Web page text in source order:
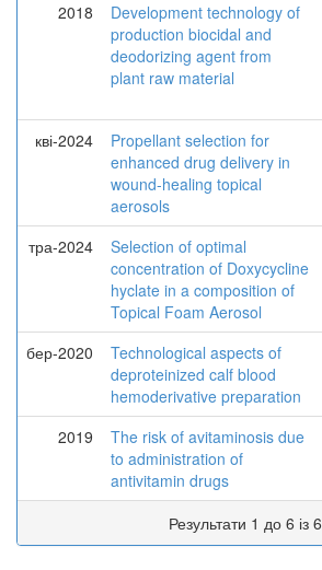
2018
Development technology of
production biocidal and
deodorizing agent from
plant raw material
кві-2024
Propellant selection for
enhanced drug delivery in
wound-healing topical
aerosols
тра-2024
Selection of optimal
concentration of Doxycycline
hyclate in a composition of
Topical Foam Aerosol
бер-2020
Technological aspects of
deproteinized calf blood
hemoderivative preparation
2019
The risk of avitaminosis due
to administration of
antivitamin drugs
Результати 1 до 6 із 6